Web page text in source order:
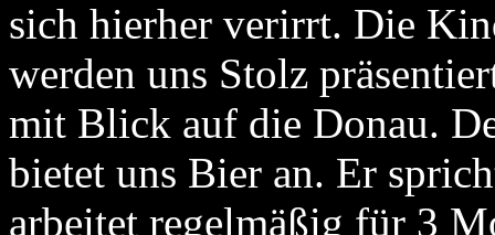
sich hierher verirrt. Die
werden uns Stolz
mit Blick auf die Donau.
bietet uns Bier an. Er
arbeitet regelmäßig für 3